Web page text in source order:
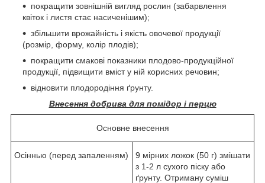
покращити зовнішній вигляд рослин (забарвлення
квіток і листя стає насиченішим);
збільшити врожайність і якість овочевої продукції
(розмір, форму, колір плодів);
покращити смакові показники плодово-продукційної
продукції, підвищити вміст у ній корисних речовин;
відновити плодородіння ґрунту.
Внесення добрива для помідор і перцю
Основне внесення
Осіннью (перед запаленням)
9 мірних ложок (50 г) змішати
з 1-2 л сухого піску або
ґрунту. Отриману суміш